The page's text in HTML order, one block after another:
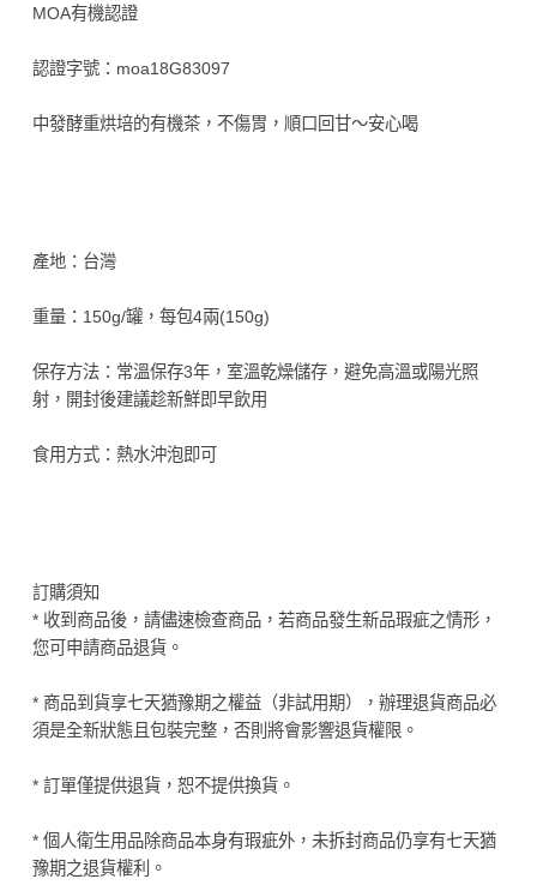
MOA有機認證
認證字號：moa18G83097
中發酵重烘培的有機茶，不傷胃，順口回甘～安心喝
產地：台灣
重量：150g/罐，每包4兩(150g)
保存方法：常溫保存3年，室溫乾燥儲存，避免高溫或陽光照
射，開封後建議趁新鮮即早飲用
食用方式：熱水沖泡即可
訂購須知
* 收到商品後，請儘速檢查商品，若商品發生新品瑕疵之情形，
您可申請商品退貨。
* 商品到貨享七天猶豫期之權益（非試用期），辦理退貨商品必
須是全新狀態且包裝完整，否則將會影響退貨權限。
* 訂單僅提供退貨，恕不提供換貨。
* 個人衛生用品除商品本身有瑕疵外，未拆封商品仍享有七天猶
豫期之退貨權利。